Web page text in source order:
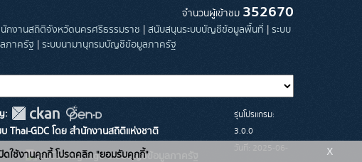
จำนวนผู้เข้าชม 352670
นักงานสถิติจังหวัดนครศรีธรรมราช | สนับสนุนระบบบัญชีข้อมูลพื้นที่ | ระบบ
ภาครัฐ | ระบบนามานุกรมบัญชีข้อมูลภาครัฐ
Thai-GDC โดย สำนักงานสถิติแห่งชาติ
ระบบบัญชีข้อมูลภาครัฐ
รุ่นโปรแกรม:
3.0.0
วันที่: 2025-06-
ดใช้งานคุกกี้ โปรดคลิก "ยอมรับคุกกี้" x